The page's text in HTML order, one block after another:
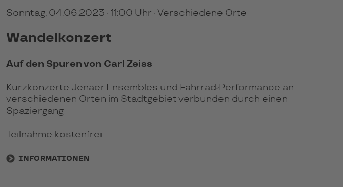
Sonntag, 04.06.2023 · 11:00 Uhr · Verschiedene Orte
Wandelkonzert
Auf den Spuren von Carl Zeiss
Kurzkonzerte Jenaer Ensembles und Fahrrad-Performance an
verschiedenen Orten im Stadtgebiet verbunden durch einen
Spaziergang
Teilnahme kostenfrei
INFORMATIONEN